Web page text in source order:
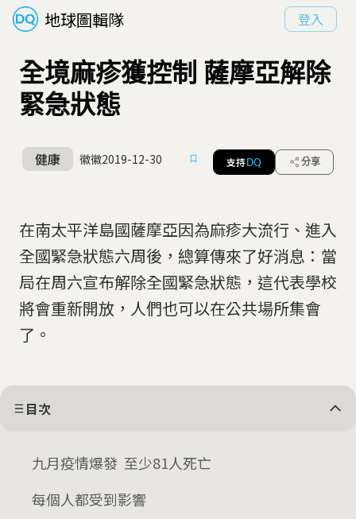
地球圖輯隊 登入
全境麻疹獲控制 薩摩亞解除
緊急狀態
健康 徽徽2019-12-30 支持 DQ 分享
在南太平洋島國薩摩亞因為麻疹大流行、進入
全國緊急狀態六周後，總算傳來了好消息：當
局在周六宣布解除全國緊急狀態，這代表學校
將會重新開放，人們也可以在公共場所集會
了。
目次
九月疫情爆發 至少81人死亡
每個人都受到影響